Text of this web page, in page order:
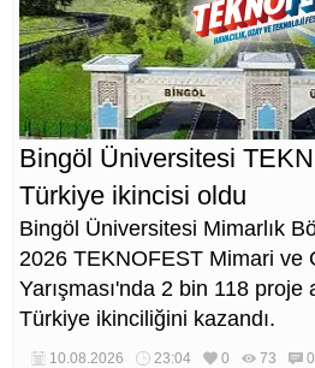
Bingöl Üniversitesi
Türkiye ikincisi oldu
Bingöl Üniversitesi Mimarlık
2026 TEKNOFEST Mimari ve
Yarışması'nda 2 bin 118 proje
Türkiye ikinciliğini kazandı.
10.08.2026 23:04 0 73 0